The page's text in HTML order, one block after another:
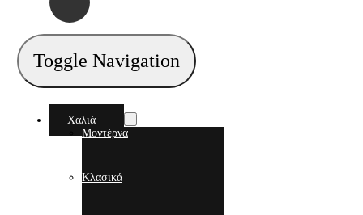
Toggle Navigation
Χαλιά
Μοντέρνα
Κλασικά